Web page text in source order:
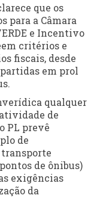
que os
para a Câmara
e Incentivo
critérios e
fiscais, desde
em prol
qualquer
de
PL prevê
de
de ônibus)
exigências
da